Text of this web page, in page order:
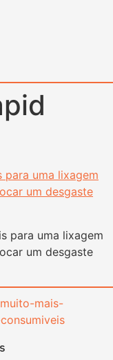
para uma lixagem
um desgaste